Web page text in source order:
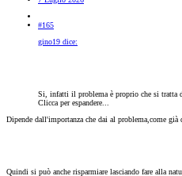
#165
gino19 dice:
Si, infatti il problema è proprio che si tratta
Clicca per espandere...
Dipende dall'importanza che dai al problema,come
Quindi si può anche risparmiare lasciando fare alla